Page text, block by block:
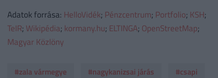
Adatok forrása: HelloVidék; Pénzcentrum; Portfolio; KSH;
TeIR; Wikipédia; kormany.hu; ELTINGA; OpenStreetMap;
Magyar Közlöny
#zala vármegye #nagykanizsai járás
#csapi